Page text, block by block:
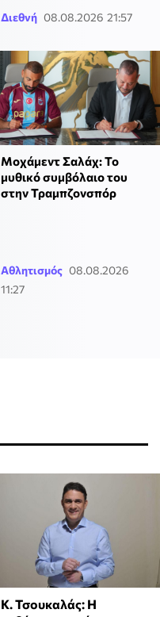
Διεθνή 08.08.2026 21:57
Μοχάμεντ Σαλάχ: Το
μυθικό συμβόλαιο του
στην Τραμπζονσπόρ
Αθλητισμός 08.08.2026
11:27
Κ. Τσουκαλάς: Η